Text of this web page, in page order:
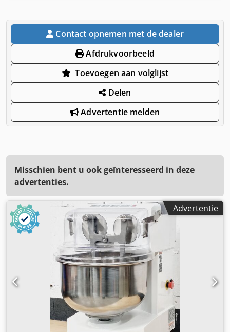
Contact opnemen met de dealer
Afdrukvoorbeeld
Toevoegen aan volglijst
Delen
Advertentie melden
Misschien bent u ook geïnteresseerd in deze
advertenties.
Advertentie